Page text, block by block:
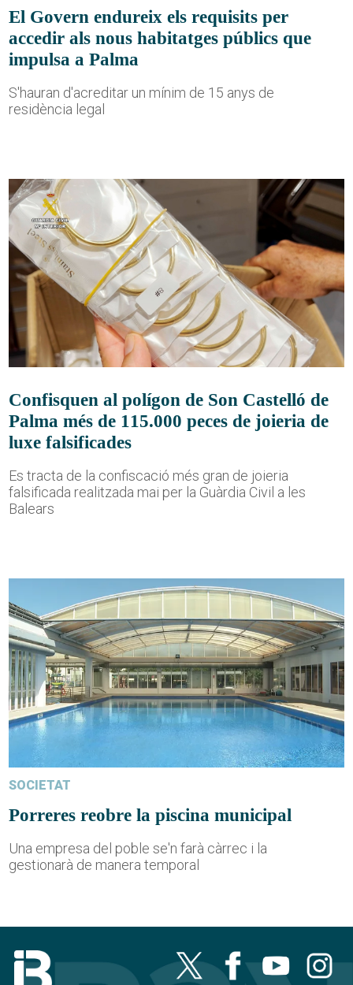
El Govern endureix els requisits per
accedir als nous habitatges públics que
impulsa a Palma
S'hauran d'acreditar un mínim de 15 anys de
residència legal
Confisquen al polígon de Son Castelló de
Palma més de 115.000 peces de joieria de
luxe falsificades
Es tracta de la confiscació més gran de joieria
falsificada realitzada mai per la Guàrdia Civil a les
Balears
SOCIETAT
Porreres reobre la piscina municipal
Una empresa del poble se'n farà càrrec i la
gestionarà de manera temporal